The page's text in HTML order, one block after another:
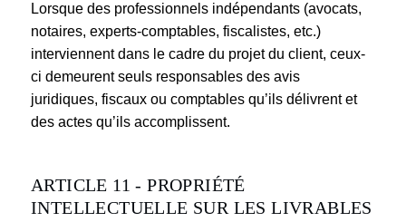
Lorsque des professionnels indépendants (avocats,
notaires, experts-comptables, fiscalistes, etc.)
interviennent dans le cadre du projet du client, ceux-
ci demeurent seuls responsables des avis
juridiques, fiscaux ou comptables qu’ils délivrent et
des actes qu’ils accomplissent.
ARTICLE 11 - PROPRIÉTÉ
INTELLECTUELLE SUR LES LIVRABLES